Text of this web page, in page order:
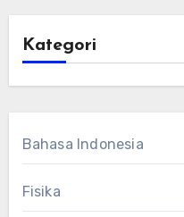
Kategori
Bahasa Indonesia
Fisika